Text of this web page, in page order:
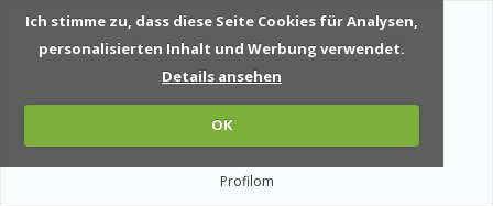
Ich stimme zu, dass diese Seite Cookies für Analysen,
personalisierten Inhalt und Werbung verwendet.
Details ansehen
OK
Profilom